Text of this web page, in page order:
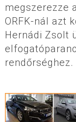
megszerezze
ORFK-nál azt
Hernádi Zsolt
rendőrséghez.